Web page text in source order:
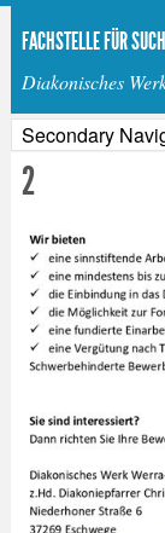
FACHSTELLE FÜR
Diakonisches
2